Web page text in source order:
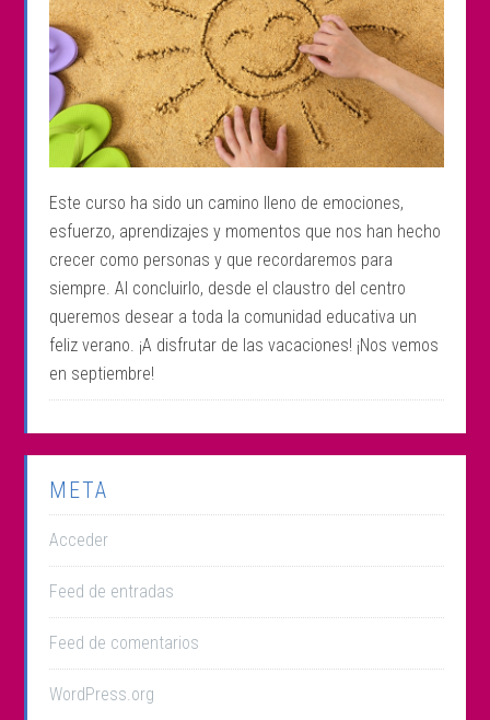
Este curso ha sido un camino lleno de emociones,
esfuerzo, aprendizajes y momentos que nos han hecho
crecer como personas y que recordaremos para
siempre. Al concluirlo, desde el claustro del centro
queremos desear a toda la comunidad educativa un
feliz verano. ¡A disfrutar de las vacaciones! ¡Nos vemos
en septiembre!
META
Acceder
Feed de entradas
Feed de comentarios
WordPress.org